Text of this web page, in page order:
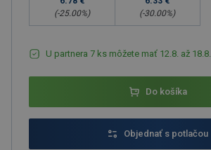
(-25.00%)
(-30.00%)
U partnera 7 ks môžete mať 12.8. až 18.8.
Do košíka
Objednať s potlačou